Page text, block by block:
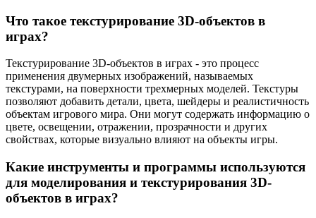
Что такое текстурирование 3D-объектов в
играх?
Текстурирование 3D-объектов в играх - это процесс
применения двумерных изображений, называемых
текстурами, на поверхности трехмерных моделей. Текстуры
позволяют добавить детали, цвета, шейдеры и реалистичность
объектам игрового мира. Они могут содержать информацию о
цвете, освещении, отражении, прозрачности и других
свойствах, которые визуально влияют на объекты игры.
Какие инструменты и программы используются
для моделирования и текстурирования 3D-
объектов в играх?